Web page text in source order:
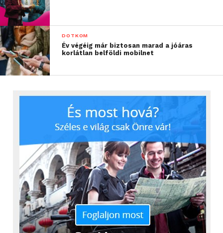
DOTKOM
Év végéig már biztosan marad a jóáras
korlátlan belföldi mobilnet